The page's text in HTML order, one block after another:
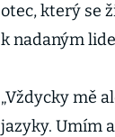
otec, který se
k nadaným
„Vždycky mě
jazyky. Umím